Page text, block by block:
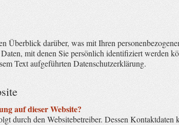
Überblick darüber, was mit Ihren
mit denen Sie persönlich identifiziert werden
Text aufgeführten Datenschutzerklärung.
auf dieser Website?
durch den Websitebetreiber. Dessen Kontaktdaten